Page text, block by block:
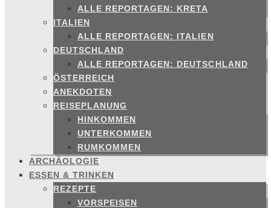
ALLE REPORTAGEN: KRETA
ITALIEN
ALLE REPORTAGEN: ITALIEN
DEUTSCHLAND
ALLE REPORTAGEN: DEUTSCHLAND
ÖSTERREICH
ANEKDOTEN
REISEPLANUNG
HINKOMMEN
UNTERKOMMEN
RUMKOMMEN
ARCHÄOLOGIE
ESSEN & TRINKEN
REZEPTE
VORSPEISEN